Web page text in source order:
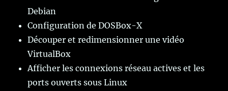
Debian
Configuration de DOSBox-X
Découper et redimensionner une vidéo
VirtualBox
Afficher les connexions réseau actives et les
ports ouverts sous Linux